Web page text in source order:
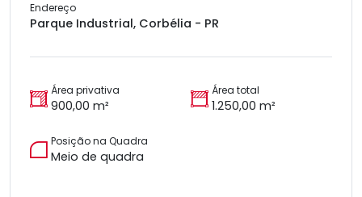
Endereço
Parque Industrial, Corbélia - PR
Área privativa
900,00 m²
Área total
1.250,00 m²
Posição na Quadra
Meio de quadra